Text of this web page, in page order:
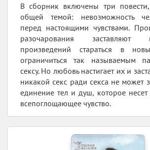
В сборник включены три
общей темой: невозможность
перед настоящими чувствами.
разочарования заставляют
произведений стараться в
ограничиться так называемым
сексу. Но любовь настигает их и
никакой секс ради секса не может
единение тел и душ, которое несет
всепоглощающее чувство.